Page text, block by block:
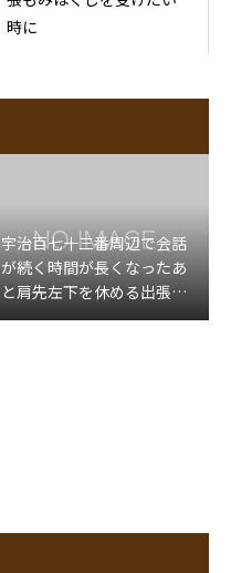
時に
宇治百七十三番周辺で会話
が続く時間が長くなったあ
と肩先左下を休める出張マ
ッサージ